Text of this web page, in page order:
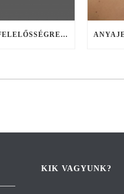
GYERMEKEINK FELELŐSSÉGRE NEVELÉSE
KIK VAGYUNK?